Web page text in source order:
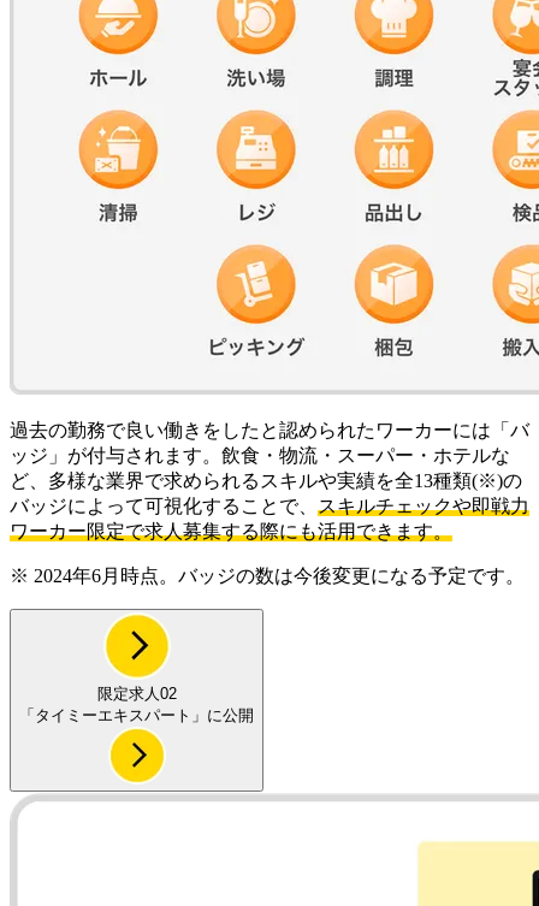
過去の勤務で良い働きをしたと認められたワーカーには「バ
ッジ」が付与されます。飲食・物流・スーパー・ホテルな
ど、多様な業界で求められるスキルや実績を全13種類(※)の
バッジによって可視化することで、 スキルチェックや即戦力
ワーカー限定で求人募集する際にも活用できます。
※ 2024年6月時点。バッジの数は今後変更になる予定です。
限定求人02
「 タイミーエキスパート 」に公開